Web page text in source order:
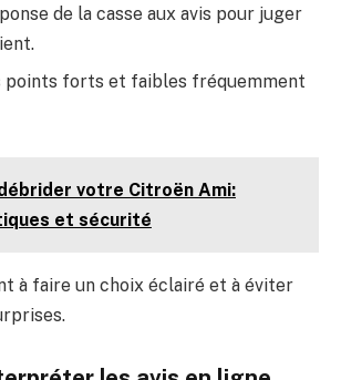
de la casse aux avis pour juger
points forts et faibles fréquemment
votre Citroën Ami:
et sécurité
à faire un choix éclairé et à éviter